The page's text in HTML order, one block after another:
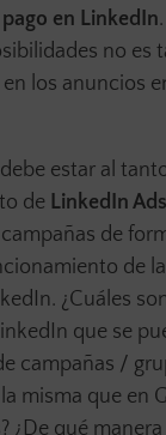
en LinkedIn
no es
los anuncios
estar al
de LinkedIn Ads
de
de
¿Cuáles
que se
campañas /
misma que en
¿De qué